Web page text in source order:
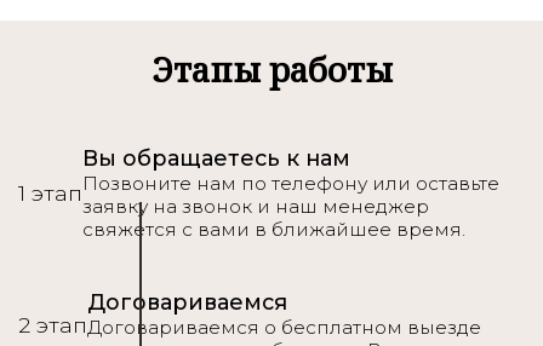
Этапы работы
1 этап
Вы обращаетесь к нам
Позвоните нам по телефону или оставьте
заявку на звонок и наш менеджер
свяжется с вами в ближайшее время.
2 этап
Договариваемся
Договариваемся о бесплатном выезде